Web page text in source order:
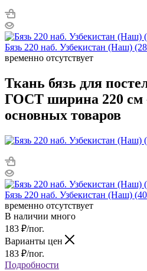
Бязь 220 наб. Узбекистан (Наш)
временно отсутствует
Ткань бязь для
ГОСТ ширина 220 см
основных товаров
Бязь 220 наб. Узбекистан (Наш)
временно отсутствует
В наличии много
183 ₽/пог.
Варианты цен
183 ₽/пог.
Подробности